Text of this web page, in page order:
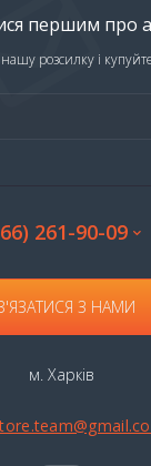
першим про
розсилку і
261-90-09
З НАМИ
м. Харків